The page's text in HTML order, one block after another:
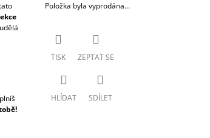
Položka byla vyprodána…
TISK ZEPTAT SE
HLÍDAT SDÍLET